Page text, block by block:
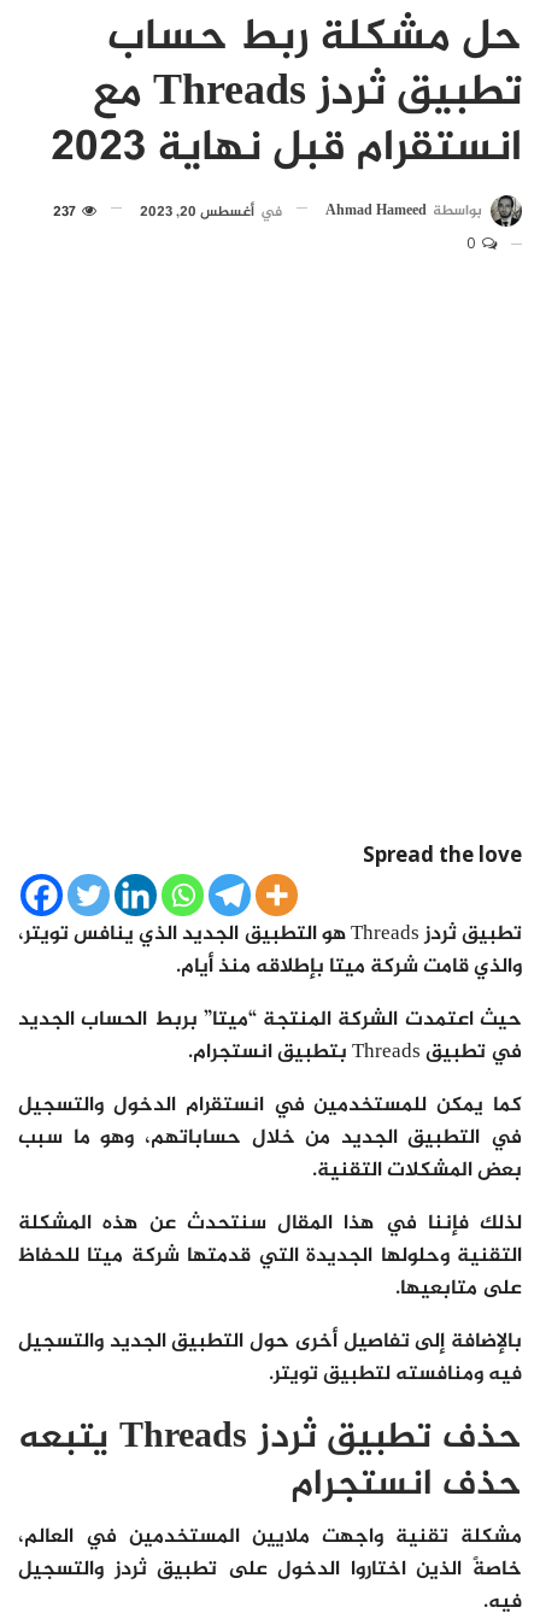
حل مشكلة ربط حساب
تطبيق ثردز Threads مع
انستقرام قبل نهاية 2023
بواسطة Ahmad Hameed في أغسطس 20, 2023
Spread the love
تطبيق ثردز Threads هو التطبيق الجديد الذي ينافس تويتر،
والذي قامت شركة ميتا بإطلاقه منذ أيام.
حيث اعتمدت الشركة المنتجة “ميتا” بربط الحساب الجديد
في تطبيق Threads بتطبيق انستجرام.
كما يمكن للمستخدمين في انستقرام الدخول والتسجيل
في التطبيق الجديد من خلال حساباتهم، وهو ما سبب
بعض المشكلات التقنية.
لذلك فإننا في هذا المقال سنتحدث عن هذه المشكلة
التقنية وحلولها الجديدة التي قدمتها شركة ميتا للحفاظ
على متابعيها.
بالإضافة إلى تفاصيل أخرى حول التطبيق الجديد والتسجيل
فيه ومنافسته لتطبيق تويتر.
حذف تطبيق ثردز Threads يتبعه
حذف انستجرام
مشكلة تقنية واجهت ملايين المستخدمين في العالم،
خاصةً الذين اختاروا الدخول على تطبيق ثردز والتسجيل
فيه.